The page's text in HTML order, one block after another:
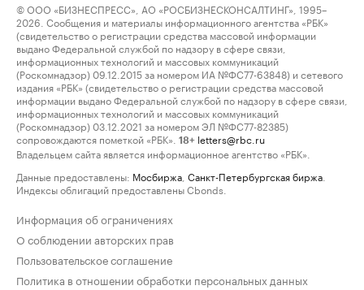
© ООО «БИЗНЕСПРЕСС», АО «РОСБИЗНЕСКОНСАЛТИНГ», 1995–
2026. Сообщения и материалы информационного агентства «РБК»
(свидетельство о регистрации средства массовой информации
выдано Федеральной службой по надзору в сфере связи,
информационных технологий и массовых коммуникаций
(Роскомнадзор) 09.12.2015 за номером ИА №ФС77-63848) и сетевого
издания «РБК» (свидетельство о регистрации средства массовой
информации выдано Федеральной службой по надзору в сфере связи,
информационных технологий и массовых коммуникаций
(Роскомнадзор) 03.12.2021 за номером ЭЛ №ФС77-82385)
сопровождаются пометкой «РБК».
18+ letters@rbc.ru
Владельцем сайта является информационное агентство «РБК».
Данные предоставлены: Мосбиржа Санкт-Петербургская биржа
Индексы облигаций предоставлены Cbonds.
Информация об ограничениях
О соблюдении авторских прав
Пользовательское соглашение
Политика в отношении обработки персональных данных